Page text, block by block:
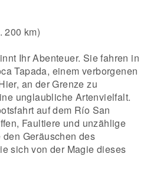
200 km)
Ihr Abenteuer. Sie fahren in
Tapada, einem verborgenen
an der Grenze zu
unglaubliche Artenvielfalt.
auf dem Río San
Faultiere und unzählige
Geräuschen des
sich von der Magie dieses